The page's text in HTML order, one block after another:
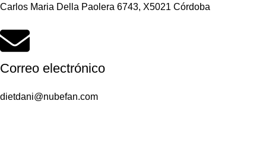
Carlos Maria Della Paolera 6743, X5021 Córdoba
Correo electrónico
dietdani@nubefan.com